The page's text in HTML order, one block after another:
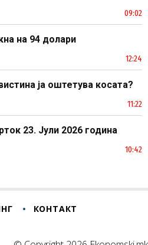
09:02
на 94 долари
12:24
ја оштетува косата?
11:22
23. Јули 2026 година
10:42
КОНТАКТ